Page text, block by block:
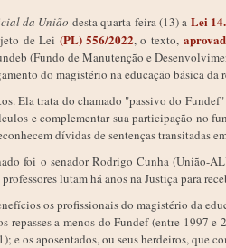
da União desta quarta-feira (13) a Lei
de Lei (PL) 556/2022, o texto,
(Fundo de Manutenção e
do magistério na educação básica da
Ela trata do chamado "passivo do
e complementar sua participação no
dívidas de sentenças transitadas
foi o senador Rodrigo Cunha (União-
lutam há anos na Justiça para
os profissionais do magistério da
repasses a menos do Fundef (entre 1997
e os aposentados, ou seus herdeiros, que